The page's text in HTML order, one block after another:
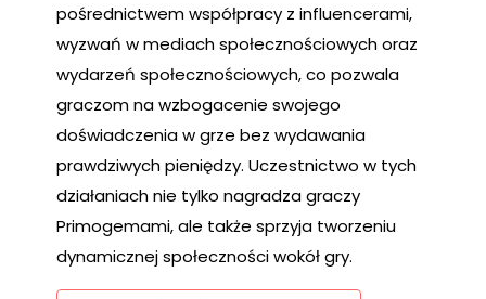
pośrednictwem współpracy z influencerami,
wyzwań w mediach społecznościowych oraz
wydarzeń społecznościowych, co pozwala
graczom na wzbogacenie swojego
doświadczenia w grze bez wydawania
prawdziwych pieniędzy. Uczestnictwo w tych
działaniach nie tylko nagradza graczy
Primogemami, ale także sprzyja tworzeniu
dynamicznej społeczności wokół gry.